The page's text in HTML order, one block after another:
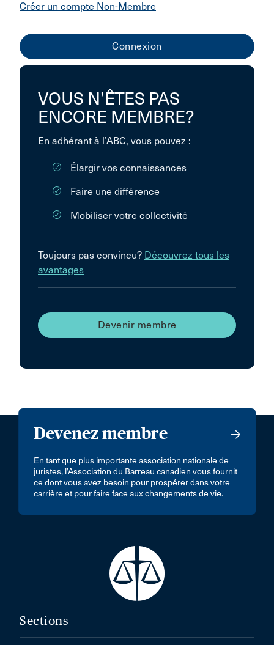
Créer un compte Non-Membre
VOUS N’ÊTES PAS
ENCORE MEMBRE?
En adhérant à l’ABC, vous pouvez :
Élargir vos connaissances
Faire une différence
Mobiliser votre collectivité
Toujours pas convincu? Découvrez tous les
avantages
Devenir membre
Devenez membre
En tant que plus importante association nationale de
juristes, l’Association du Barreau canadien vous fournit
ce dont vous avez besoin pour prospérer dans votre
carrière et pour faire face aux changements de vie.
Sections